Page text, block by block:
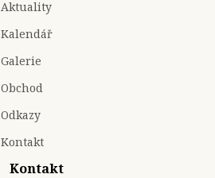
Aktuality
Kalendář
Galerie
Obchod
Odkazy
Kontakt
Kontakt